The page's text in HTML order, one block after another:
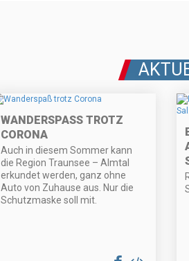
WANDERSPASS TROTZ C
ORONA
Auch in diesem Sommer kann
die Region Traunsee – Almtal
erkundet werden, ganz ohne
Auto von Zuhause aus. Nur die
Schutzmaske soll mit.